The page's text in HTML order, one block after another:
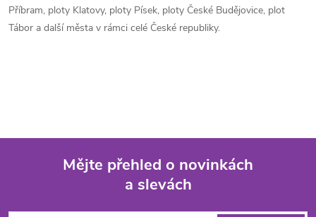
Příbram, ploty Klatovy, ploty Písek, ploty České Budějovice, plot
Tábor a další města v rámci celé České republiky.
Mějte přehled o novinkách
a slevách